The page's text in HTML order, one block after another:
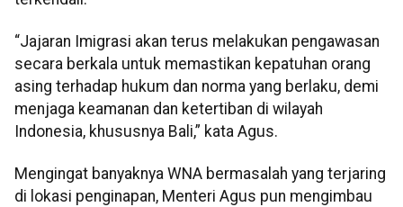
“Jajaran Imigrasi akan terus melakukan pengawasan
secara berkala untuk memastikan kepatuhan orang
asing terhadap hukum dan norma yang berlaku, demi
menjaga keamanan dan ketertiban di wilayah
Indonesia, khususnya Bali,” kata Agus.
Mengingat banyaknya WNA bermasalah yang terjaring
di lokasi penginapan, Menteri Agus pun mengimbau